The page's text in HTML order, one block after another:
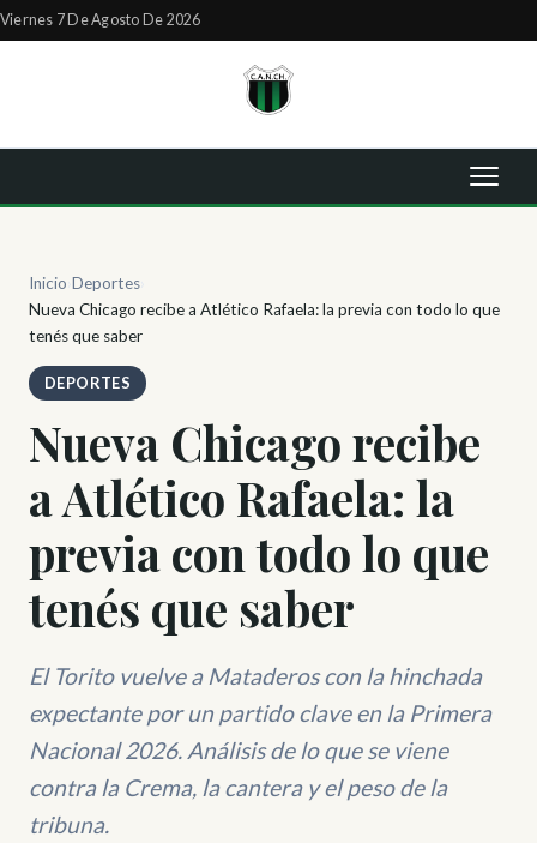
Viernes 7 De Agosto De 2026
Inicio Deportes
Nueva Chicago recibe a Atlético Rafaela: la previa con todo lo que
tenés que saber
DEPORTES
Nueva Chicago recibe
a Atlético Rafaela: la
previa con todo lo que
tenés que saber
El Torito vuelve a Mataderos con la hinchada
expectante por un partido clave en la Primera
Nacional 2026. Análisis de lo que se viene
contra la Crema, la cantera y el peso de la
tribuna.